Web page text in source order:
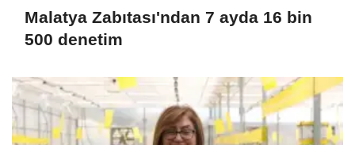
Malatya Zabıtası'ndan 7 ayda 16 bin
500 denetim